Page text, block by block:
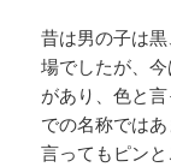
昔は男の子は
場でしたが、
があり、色と
での名称では
言ってもピンと